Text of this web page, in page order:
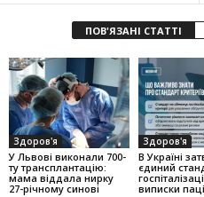
ПОВ'ЯЗАНІ СТАТТІ
Здоров'я
У Львові виконали 700-
ту трансплантацію:
мама віддала нирку
27-річному синові
Здоров'я
В Україні
єдиний
виписки